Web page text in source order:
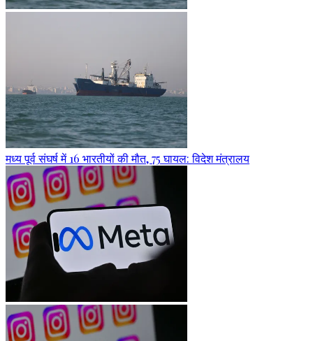
मध्य पूर्व संघर्ष में 16 भारतीयों की मौत, 75 घायल: विदेश मंत्रालय